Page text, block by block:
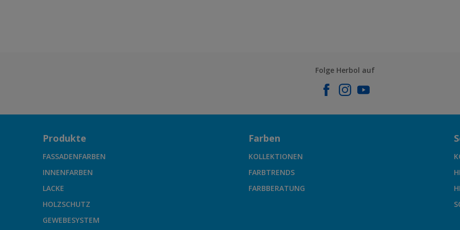
Folge Herbol auf
Produkte
FASSADENFARBEN
INNENFARBEN
LACKE
HOLZSCHUTZ
GEWEBESYSTEM
Farben
KOLLEKTIONEN
FARBTRENDS
FARBBERATUNG